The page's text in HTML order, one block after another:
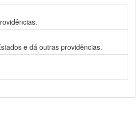
e dá outras providências.